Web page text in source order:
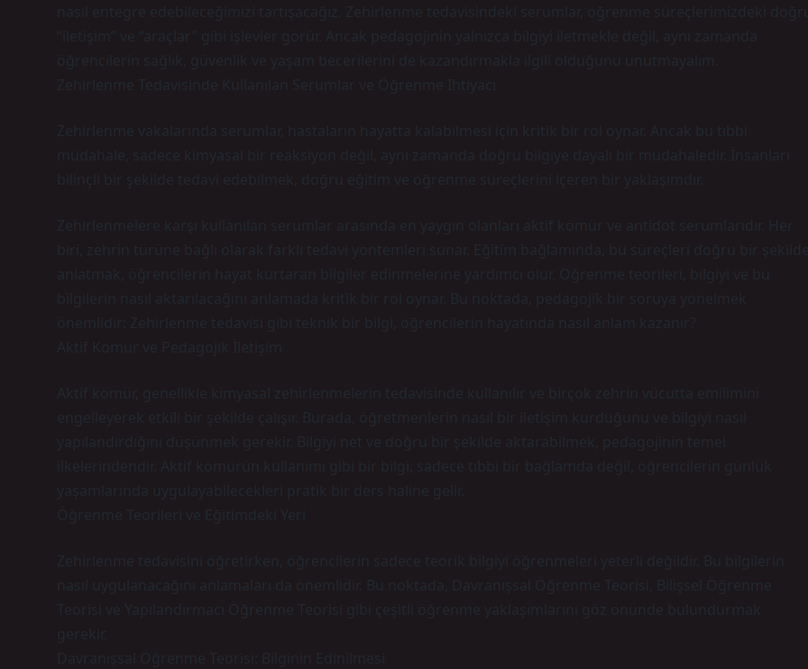
nasıl entegre edebileceğimizi tartışacağız. Zehirlenme tedavisindeki serumlar, öğrenme süreçlerimizdeki
“iletişim” ve “araçlar” gibi işlevler görür. Ancak pedagojinin yalnızca bilgiyi iletmekle değil, aynı zamanda
öğrencilerin sağlık, güvenlik ve yaşam becerilerini de kazandırmakla ilgili olduğunu unutmayalım.
Zehirlenme Tedavisinde Kullanılan Serumlar ve Öğrenme İhtiyacı
Zehirlenme vakalarında serumlar, hastaların hayatta kalabilmesi için kritik bir rol oynar. Ancak bu tıbbi
müdahale, sadece kimyasal bir reaksiyon değil, aynı zamanda doğru bilgiye dayalı bir müdahaledir. İnsanları
bilinçli bir şekilde tedavi edebilmek, doğru eğitim ve öğrenme süreçlerini içeren bir yaklaşımdır.
Zehirlenmelere karşı kullanılan serumlar arasında en yaygın olanları aktif kömür ve antidot serumlarıdır. Her
biri, zehrin türüne bağlı olarak farklı tedavi yöntemleri sunar. Eğitim bağlamında, bu süreçleri doğru bir
anlatmak, öğrencilerin hayat kurtaran bilgiler edinmelerine yardımcı olur. Öğrenme teorileri, bilgiyi ve bu
bilgilerin nasıl aktarılacağını anlamada kritik bir rol oynar. Bu noktada, pedagojik bir soruya yönelmek
önemlidir: Zehirlenme tedavisi gibi teknik bir bilgi, öğrencilerin hayatında nasıl anlam kazanır?
Aktif Kömür ve Pedagojik İletişim
Aktif kömür, genellikle kimyasal zehirlenmelerin tedavisinde kullanılır ve birçok zehrin vücutta emilimini
engelleyerek etkili bir şekilde çalışır. Burada, öğretmenlerin nasıl bir iletişim kurduğunu ve bilgiyi nasıl
yapılandırdığını düşünmek gerekir. Bilgiyi net ve doğru bir şekilde aktarabilmek, pedagojinin temel
ilkelerindendir. Aktif kömürün kullanımı gibi bir bilgi, sadece tıbbi bir bağlamda değil, öğrencilerin günlük
yaşamlarında uygulayabilecekleri pratik bir ders haline gelir.
Öğrenme Teorileri ve Eğitimdeki Yeri
Zehirlenme tedavisini öğretirken, öğrencilerin sadece teorik bilgiyi öğrenmeleri yeterli değildir. Bu bilgilerin
nasıl uygulanacağını anlamaları da önemlidir. Bu noktada, Davranışsal Öğrenme Teorisi, Bilişsel Öğrenme
Teorisi ve Yapılandırmacı Öğrenme Teorisi gibi çeşitli öğrenme yaklaşımlarını göz önünde bulundurmak
gerekir.
Davranışsal Öğrenme Teorisi: Bilginin Edinilmesi